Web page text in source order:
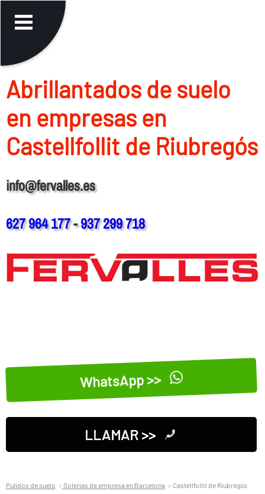
Abrillantados de suelo
en empresas en
Castellfollit de Riubregós
info@fervalles.es
627 964 177-937 299 718
WhatsApp >>
LLAMAR >>
Pulidos de suelo Solerias de empresa en Barcelona Castellfollit de Riubregós